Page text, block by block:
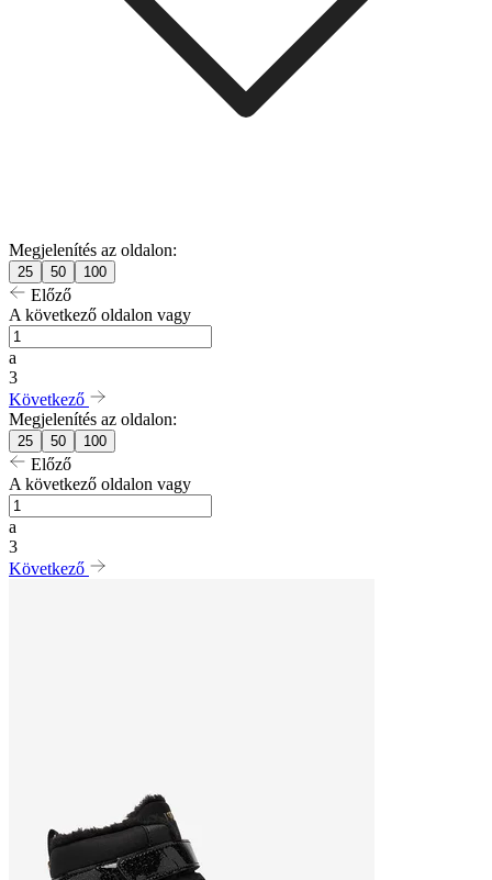
Megjelenítés az oldalon:
25 50 100
Előző
A következő oldalon vagy
a
3
Következő
Megjelenítés az oldalon:
25 50 100
Előző
A következő oldalon vagy
a
3
Következő